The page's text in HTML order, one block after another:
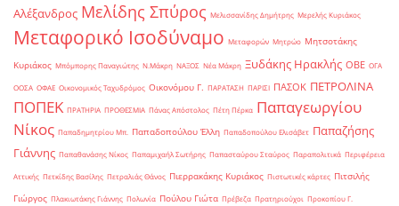
Αλέξανδρος Μελίδης Σπύρος Μελισσανίδης Δημήτρης Μερελής Κυριάκος
Μεταφορικό Ισοδύναμο Μεταφορών Μητρώο Μητσοτάκης
Κυριάκος Μπόμπορης Παναγιώτης Ν.Μάκρη ΝΑΞΟΣ Νέα Μάκρη Ξυδάκης Ηρακλής ΟΒΕ ΟΓΑ
ΟΟΣΑ ΟΦΑΕ Οικονομικός Ταχυδρόμος Οικονόμου Γ. ΠΑΡΑΤΑΣΗ ΠΑΡΙΣΙ ΠΑΣΟΚ ΠΕΤΡΟΛΙΝΑ
ΠΟΠΕΚ ΠΡΑΤΗΡΙΑ ΠΡΟΘΕΣΜΙΑ Πάνας Απόστολος Πέτη Πέρκα Παπαγεωργίου
Νίκος Παπαδημητρίου Μπ. Παπαδοπούλου Έλλη Παπαδοπούλου Ελισάβετ Παπαζήσης
Γιάννης Παπαθανάσης Νίκος Παπαμιχαήλ Σωτήρης Παπασταύρου Σταύρος Παραπολιτικά Περιφέρεια
Αττικής Πετκίδης Βασίλης Πετραλιάς Θάνος Πιερρακάκης Κυριάκος Πιστωτικές κάρτες Πιτσιλής
Γιώργος Πλακιωτάκης Γιάννης Πολωνία Πούλου Γιώτα Πρέβεζα Πρατηριούχοι Προκοπίου Γ.